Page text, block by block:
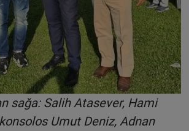
sağa: Salih Atasever, Hami
Umut Deniz, Adnan